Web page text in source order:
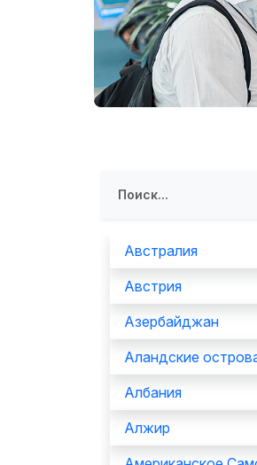
Австралия
Австрия
Азербайджан
Аландские
Албания
Алжир